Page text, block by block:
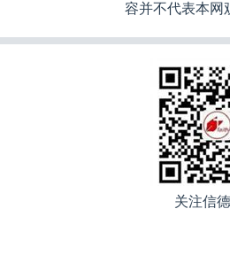
容并不代表本网
关注信